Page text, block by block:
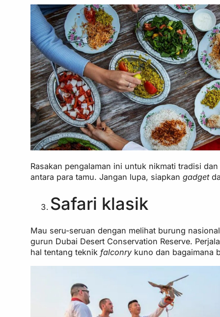
Rasakan pengalaman ini untuk nikmati tradisi
antara para tamu. Jangan lupa, siapkangadget
Safari klasik
Mau seru-seruan dengan melihat burung
gurun Dubai Desert Conservation Reserve.
hal tentang teknikfalconrykuno dan bagaimana